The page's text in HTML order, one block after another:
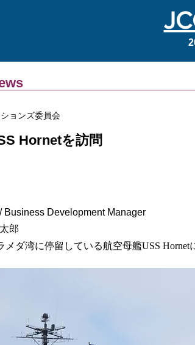
ョンズ委員会
Hornetを訪問
Business Development Manager
郎
メダ湾に停留している航空母艦USS